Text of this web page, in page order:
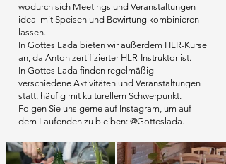
wodurch sich Meetings und Veranstaltungen
ideal mit Speisen und Bewirtung kombinieren
lassen.
In Gottes Lada bieten wir außerdem HLR-Kurse
an, da Anton zertifizierter HLR-Instruktor ist.
In Gottes Lada finden regelmäßig
verschiedene Aktivitäten und Veranstaltungen
statt, häufig mit kulturellem Schwerpunkt.
Folgen Sie uns gerne auf Instagram, um auf
dem Laufenden zu bleiben: @Gotteslada.